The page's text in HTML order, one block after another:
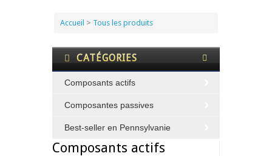
Accueil > Tous les produits
CATÉGORIES
Composants actifs
Composantes passives
Best-seller en Pennsylvanie
Composants actifs